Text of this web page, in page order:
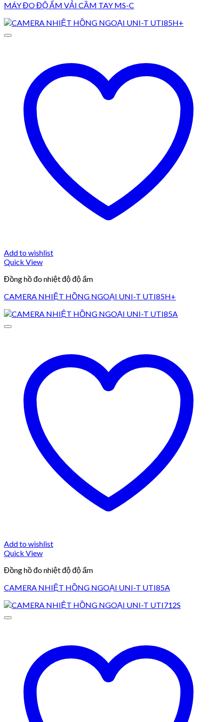
MÁY ĐO ĐỘ ẨM VẢI CẦM TAY MS-C
Add to wishlist
Quick View
Đồng hồ đo nhiệt độ độ ẩm
CAMERA NHIỆT HỒNG NGOẠI UNI-T UTI85H+
Add to wishlist
Quick View
Đồng hồ đo nhiệt độ độ ẩm
CAMERA NHIỆT HỒNG NGOẠI UNI-T UTI85A